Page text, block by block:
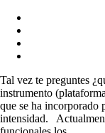
Tal vez te preguntes
instrumento
que se ha incorporado
intensidad.